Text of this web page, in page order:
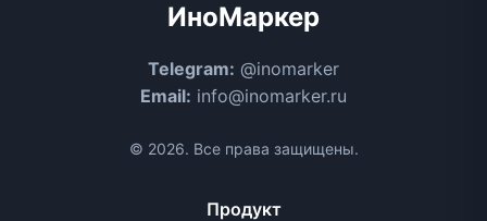
ИноМаркер
Telegram: @inomarker
Email: info@inomarker.ru
© 2026. Все права защищены.
Продукт